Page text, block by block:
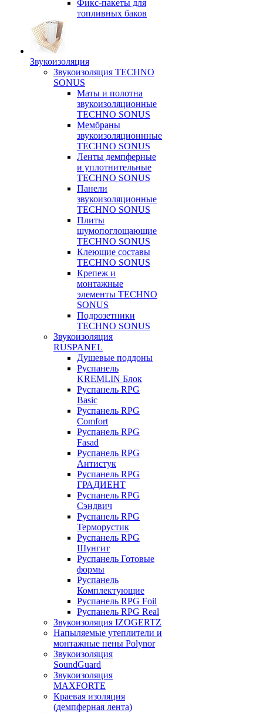
Фикс-пакеты для
топливных баков
Звукоизоляция
Звукоизоляция TECHNO
SONUS
Маты и полотна
звукоизоляционные
TECHNO SONUS
Мембраны
звукоизоляционнные
TECHNO SONUS
Ленты демпферные
и уплотнительные
TECHNO SONUS
Панели
звукоизоляционные
TECHNO SONUS
Плиты
шумопоглощающие
TECHNO SONUS
Клеющие составы
TECHNO SONUS
Крепеж и
монтажные
элементы TECHNO
SONUS
Подрозетники
TECHNO SONUS
Звукоизоляция
RUSPANEL
Душевые поддоны
Руспанель
KREMLIN Блок
Руспанель RPG
Basic
Руспанель RPG
Comfort
Руспанель RPG
Fasad
Руспанель RPG
Антистук
Руспанель RPG
ГРАДИЕНТ
Руспанель RPG
Сэндвич
Руспанель RPG
Терморустик
Руспанель RPG
Шунгит
Руспанель Готовые
формы
Руспанель
Комплектующие
Руспанель RPG Foil
Руспанель RPG Real
Звукоизоляция IZOGERTZ
Напыляемые утеплители и
монтажные пены Polynor
Звукоизоляция
SoundGuard
Звукоизоляция
MAXFORTE
Краевая изоляция
(демпферная лента)